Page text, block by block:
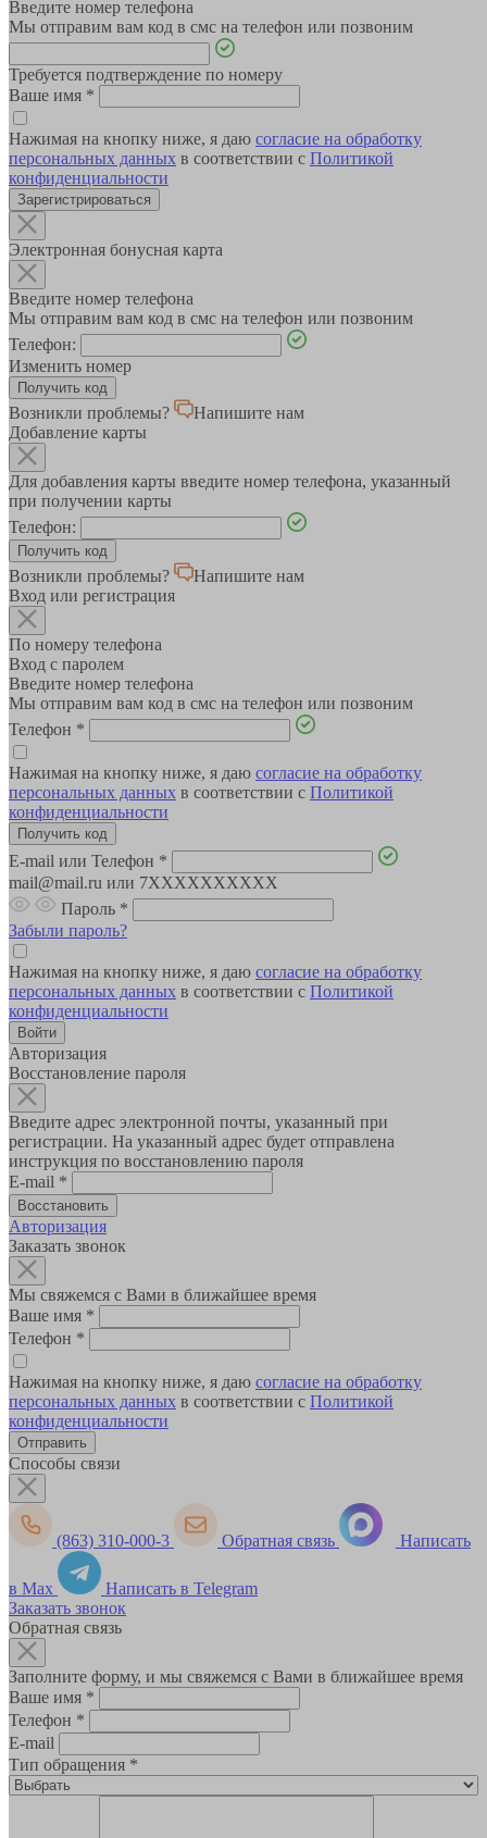
Введите номер телефона
Мы отправим вам код в смс на телефон или позвоним
Требуется подтверждение по номеру
Ваше имя *
Нажимая на кнопку ниже, я даю согласие на обработку
персональных данных в соответствии с Политикой
конфиденциальности
Зарегистрироваться
Электронная бонусная карта
Введите номер телефона
Мы отправим вам код в смс на телефон или позвоним
Телефон:
Изменить номер
Возникли проблемы?
Напишите нам
Добавление карты
Для добавления карты введите номер телефона, указанный
при получении карты
Телефон:
Возникли проблемы?
Напишите нам
Вход или регистрация
По номеру телефона
Вход с паролем
Введите номер телефона
Мы отправим вам код в смс на телефон или позвоним
Телефон *
Нажимая на кнопку ниже, я даю согласие на обработку
персональных данных в соответствии с Политикой
конфиденциальности
E-mail или Телефон *
mail@mail.ru или 7XXXXXXXXXX
Пароль *
Забыли пароль?
Нажимая на кнопку ниже, я даю согласие на обработку
персональных данных в соответствии с Политикой
конфиденциальности
Авторизация
Восстановление пароля
Введите адрес электронной почты, указанный при
регистрации. На указанный адрес будет отправлена
инструкция по восстановлению пароля
E-mail *
Авторизация
Заказать звонок
Мы свяжемся с Вами в ближайшее время
Ваше имя *
Телефон *
Нажимая на кнопку ниже, я даю согласие на обработку
персональных данных в соответствии с Политикой
конфиденциальности
Способы связи
(863) 310-000-3 Обратная связь Написать
в Max
Написать в Telegram
Заказать звонок
Обратная связь
Заполните форму, и мы свяжемся с Вами в ближайшее время
Ваше имя *
Телефон *
E-mail
Тип обращения *